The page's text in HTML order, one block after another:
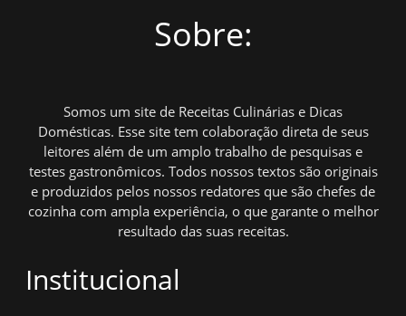
Sobre:
Somos um site de Receitas Culinárias e Dicas
Domésticas. Esse site tem colaboração direta de seus
leitores além de um amplo trabalho de pesquisas e
testes gastronômicos. Todos nossos textos são originais
e produzidos pelos nossos redatores que são chefes de
cozinha com ampla experiência, o que garante o melhor
resultado das suas receitas.
Institucional